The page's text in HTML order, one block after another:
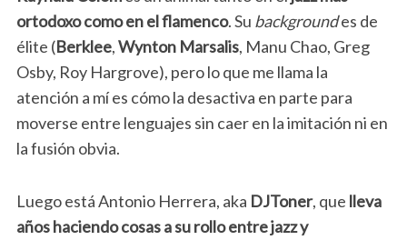
ortodoxo como en el flamenco. Su backgroundes de
élite (Berklee,Wynton Marsalis, Manu Chao, Greg
Osby, Roy Hargrove), pero lo que me llama la
atención a mí es cómo la desactiva en parte para
moverse entre lenguajes sin caer en la imitación ni en
la fusión obvia.
Luego está Antonio Herrera, aka DJToner, que lleva
años haciendo cosas a su rollo entre jazz y